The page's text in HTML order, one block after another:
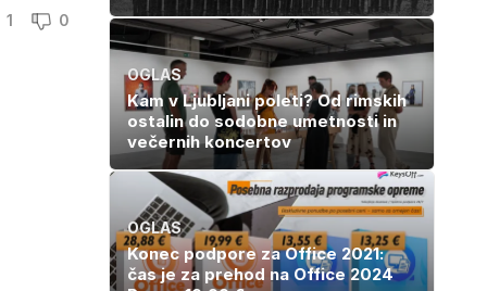
1 0
OGLAS
Kam v Ljubljani poleti? Od rimskih
ostalin do sodobne umetnosti in
večernih koncertov
OGLAS
Konec podpore za Office 2021:
čas je za prehod na Office 2024